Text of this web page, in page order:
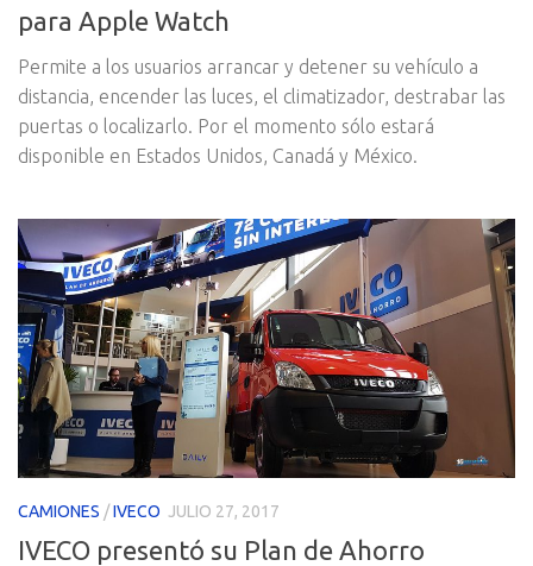
para Apple Watch
Permite a los usuarios arrancar y detener su vehículo a
distancia, encender las luces, el climatizador, destrabar las
puertas o localizarlo. Por el momento sólo estará
disponible en Estados Unidos, Canadá y México.
CAMIONES /IVECO JULIO 27, 2017
IVECO presentó su Plan de Ahorro